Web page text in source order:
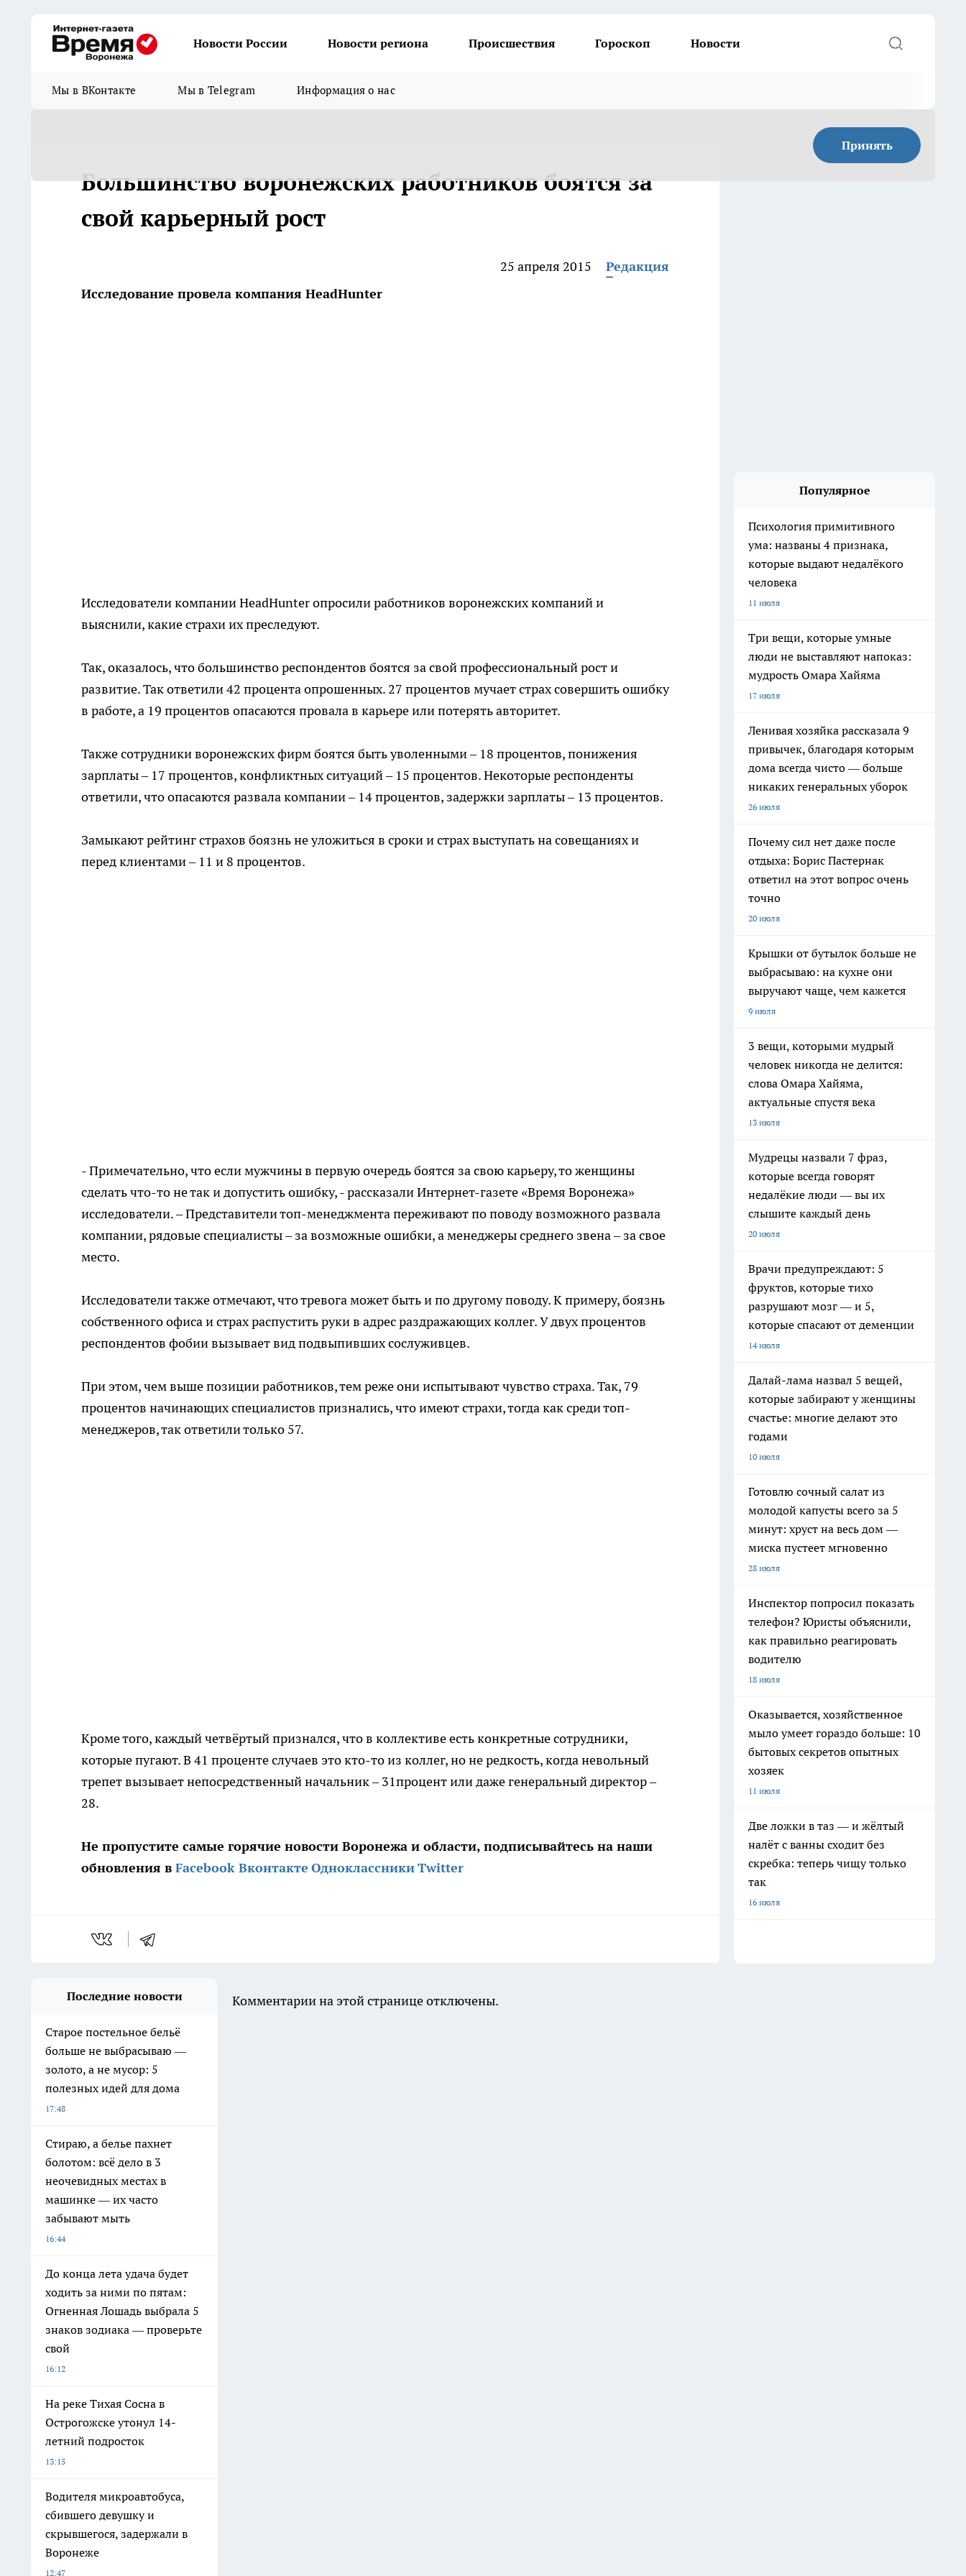
Новости России Новости региона Происшествия Гороскоп Новости
Мы в ВКонтакте Мы в Telegram Информация о нас
Принять
Большинство воронежских работников боятся за
свой карьерный рост
25 апреля 2015
Редакция
Исследование провела компания HeadHunter
Исследователи компании HeadHunter опросили работников воронежских компаний и
выяснили, какие страхи их преследуют.
Так, оказалось, что большинство респондентов боятся за свой профессиональный рост и
развитие. Так ответили 42 процента опрошенных. 27 процентов мучает страх совершить ошибку
в работе, а 19 процентов опасаются провала в карьере или потерять авторитет.
Также сотрудники воронежских фирм боятся быть уволенными – 18 процентов, понижения
зарплаты – 17 процентов, конфликтных ситуаций – 15 процентов. Некоторые респонденты
ответили, что опасаются развала компании – 14 процентов, задержки зарплаты – 13 процентов.
Замыкают рейтинг страхов боязнь не уложиться в сроки и страх выступать на совещаниях и
перед клиентами – 11 и 8 процентов.
- Примечательно, что если мужчины в первую очередь боятся за свою карьеру, то женщины
сделать что-то не так и допустить ошибку, - рассказали Интернет-газете «Время Воронежа»
исследователи. – Представители топ-менеджмента переживают по поводу возможного развала
компании, рядовые специалисты – за возможные ошибки, а менеджеры среднего звена – за свое
место.
Исследователи также отмечают, что тревога может быть и по другому поводу. К примеру, боязнь
собственного офиса и страх распустить руки в адрес раздражающих коллег. У двух процентов
респондентов фобии вызывает вид подвыпивших сослуживцев.
При этом, чем выше позиции работников, тем реже они испытывают чувство страха. Так, 79
процентов начинающих специалистов признались, что имеют страхи, тогда как среди топ-
менеджеров, так ответили только 57.
Кроме того, каждый четвёртый признался, что в коллективе есть конкретные сотрудники,
которые пугают. В 41 проценте случаев это кто-то из коллег, но не редкость, когда невольный
трепет вызывает непосредственный начальник – 31процент или даже генеральный директор –
28.
Не пропустите самые горячие новости Воронежа и области, подписывайтесь на наши
обновления в Facebook Вконтакте ОдноклассникиTwitter
Популярное
Психология примитивного
ума: названы 4 признака,
которые выдают недалёкого
человека
11 июля
Три вещи, которые умные
люди не выставляют напоказ:
мудрость Омара Хайяма
17 июля
Ленивая хозяйка рассказала 9
привычек, благодаря которым
дома всегда чисто — больше
никаких генеральных уборок
26 июля
Почему сил нет даже после
отдыха: Борис Пастернак
ответил на этот вопрос очень
точно
20 июля
Крышки от бутылок больше не
выбрасываю: на кухне они
выручают чаще, чем кажется
9 июля
3 вещи, которыми мудрый
человек никогда не делится:
слова Омара Хайяма,
актуальные спустя века
13 июля
Мудрецы назвали 7 фраз,
которые всегда говорят
недалёкие люди — вы их
слышите каждый день
20 июля
Врачи предупреждают: 5
фруктов, которые тихо
разрушают мозг — и 5,
которые спасают от деменции
14 июля
Далай-лама назвал 5 вещей,
которые забирают у женщины
счастье: многие делают это
годами
10 июля
Готовлю сочный салат из
молодой капусты всего за 5
минут: хруст на весь дом —
миска пустеет мгновенно
28 июля
Инспектор попросил показать
телефон? Юристы объяснили,
как правильно реагировать
водителю
18 июля
Оказывается, хозяйственное
мыло умеет гораздо больше: 10
бытовых секретов опытных
хозяек
11 июля
Две ложки в таз — и жёлтый
налёт с ванны сходит без
скребка: теперь чищу только
так
16 июля
Последние новости
Старое постельное бельё
больше не выбрасываю —
золото, а не мусор: 5
полезных идей для дома
17:48
Стираю, а белье пахнет
болотом: всё дело в 3
неочевидных местах в
машинке — их часто
забывают мыть
16:44
До конца лета удача будет
ходить за ними по пятам:
Огненная Лошадь выбрала 5
знаков зодиака — проверьте
свой
16:12
На реке Тихая Сосна в
Острогожске утонул 14-
летний подросток
13:15
Водителя микроавтобуса,
сбившего девушку и
скрывшегося, задержали в
Воронеже
12:47
Комментарии на этой странице отключены.